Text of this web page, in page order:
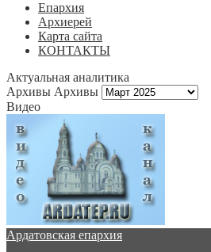
Епархия
Архиерей
Карта сайта
КОНТАКТЫ
Актуальная аналитика
Архивы Архивы
Видео
Ардатовская епархия